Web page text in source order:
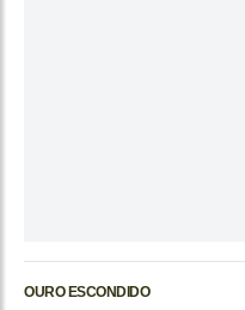
OURO ESCONDIDO